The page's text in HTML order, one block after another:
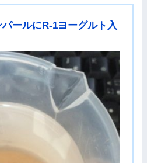
ールにR-1ヨーグルト入